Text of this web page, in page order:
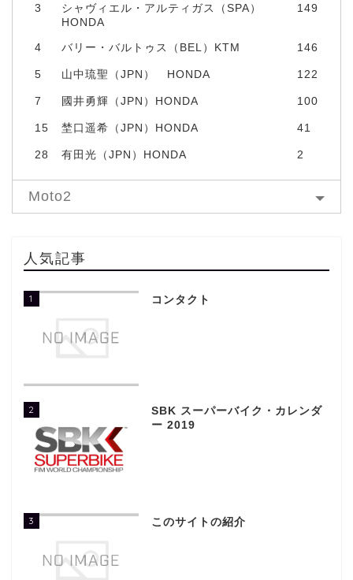
3
シャヴィエル・アルティガス（SPA）
HONDA
149
4 バリー・バルトゥス（BEL）KTM 146
5 山中琉聖（JPN） HONDA 122
7 國井勇輝（JPN）HONDA 100
15 埜口遥希（JPN）HONDA 41
28 有田光（JPN）HONDA 2
Moto2
人気記事
1 コンタクト
2
SBK スーパーバイク・カレンダ
ー 2019
3 このサイトの紹介